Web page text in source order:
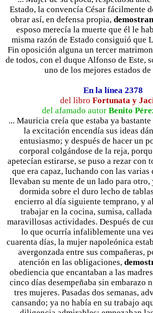
Estado, la convencía César fácilmente
obrar así, en defensa propia,
esposo merecía la muerte que él le
misma razón de Estado consiguió que
Fin oposición alguna un tercer
de todos, con el duque Alfonso de Este,
uno de los mejores estados
En la línea 2378
del libro Fortunata y
del afamado autor Benito
... Mauricia creía que estaba ya
la excitación encendía sus ideas
entusiasmo; y después de hacer un
corporal colgándose de la reja,
apetecían estirarse, se puso a rezar con
que era capaz, luchando con las varias
llevaban su mente de un lado para
dormida sobre el duro lecho de
encierro al día siguiente temprano, y
trabajar en la cocina, sumisa,
maravillosas actividades. Después de
lo que ocurría infaliblemente una
cuarenta días, la mujer napoleónica
avergonzada entre sus compañeras,
atención en las obligaciones,
obediencia que encantaban a las
cinco días desempeñaba sin embarazo
tres mujeres. Pasadas dos semanas,
cansando; ya no había en su trabajo